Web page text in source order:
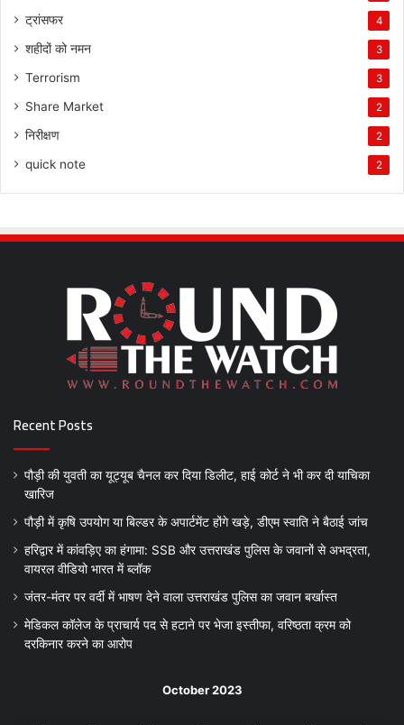
ट्रांसफर 4
शहीदों को नमन 3
Terrorism 3
Share Market 2
निरीक्षण 2
quick note 2
Recent Posts
पौड़ी की युवती का यूट्यूब चैनल कर दिया डिलीट, हाई कोर्ट ने भी कर दी याचिका
खारिज
पौड़ी में कृषि उपयोग या बिल्डर के अपार्टमेंट होंगे खड़े, डीएम स्वाति ने बैठाई जांच
हरिद्वार में कांवड़िए का हंगामा: SSB और उत्तराखंड पुलिस के जवानों से अभद्रता,
वायरल वीडियो भारत में ब्लॉक
जंतर-मंतर पर वर्दी में भाषण देने वाला उत्तराखंड पुलिस का जवान बर्खास्त
मेडिकल कॉलेज के प्राचार्य पद से हटाने पर भेजा इस्तीफा, वरिष्ठता क्रम को
दरकिनार करने का आरोप
October 2023